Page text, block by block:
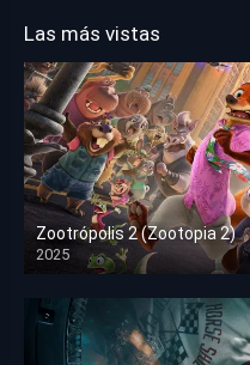
Las más vistas
Zootrópolis 2 (Zootopia 2)
2025
HD 1080p